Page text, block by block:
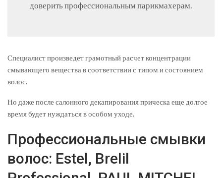
доверить профессиональным парикмахерам.
Специалист произведет грамотный расчет концентрации
смывающего вещества в соответствии с типом и состоянием
волос.
Но даже после салонного декапирования прическа еще долгое
время будет нуждаться в особом уходе.
Профессиональные смывки
волос: Estel, Brelil